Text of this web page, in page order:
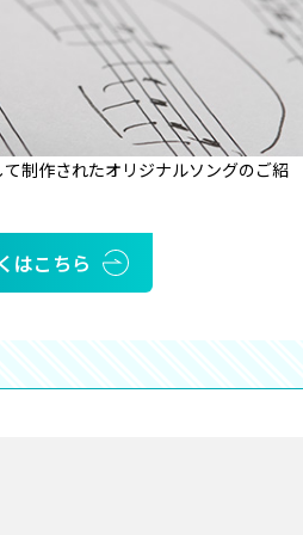
制作されたオリジナルソングのご紹
はこちら